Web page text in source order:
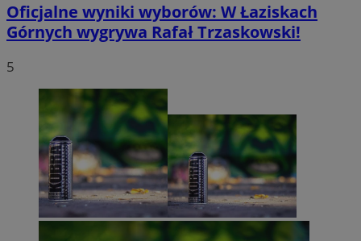
Oficjalne wyniki wyborów: W Łaziskach
Górnych wygrywa Rafał Trzaskowski!
5